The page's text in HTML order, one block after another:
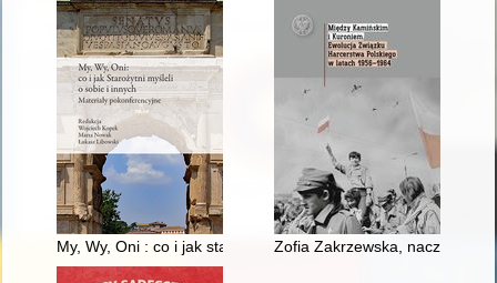
My, Wy, Oni : co i jak starożytni myśleli o sobie i innych :
Zofia Zakrzewska,